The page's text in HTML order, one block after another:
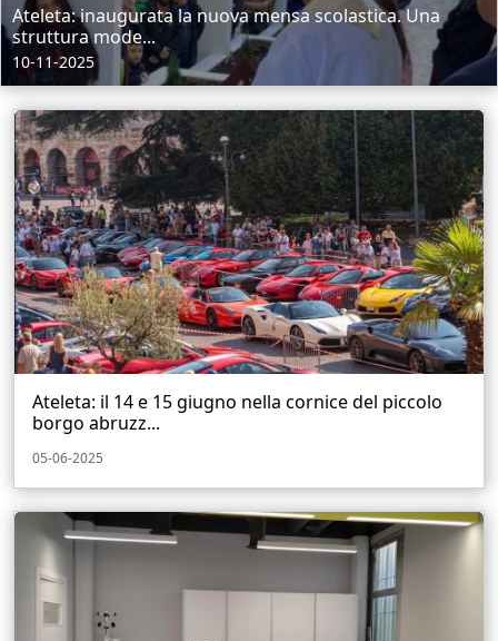
Ateleta: inaugurata la nuova mensa scolastica. Una
struttura mode...
10-11-2025
Ateleta: il 14 e 15 giugno nella cornice del piccolo
borgo abruzz...
05-06-2025